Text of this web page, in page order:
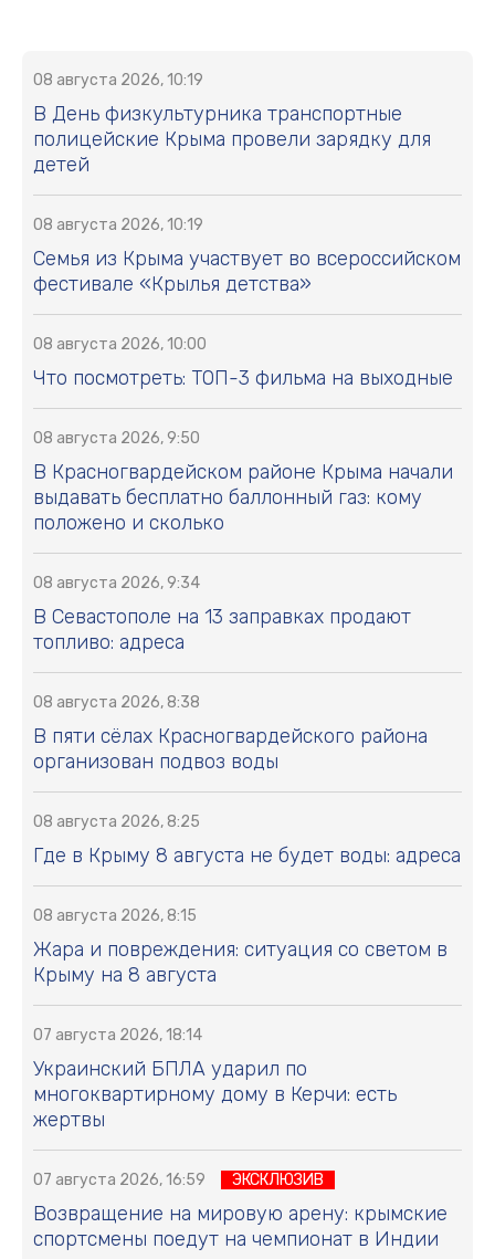
08 августа 2026, 10:19
В День физкультурника транспортные
полицейские Крыма провели зарядку для
детей
08 августа 2026, 10:19
Семья из Крыма участвует во всероссийском
фестивале «Крылья детства»
08 августа 2026, 10:00
Что посмотреть: ТОП-3 фильма на выходные
08 августа 2026, 9:50
В Красногвардейском районе Крыма начали
выдавать бесплатно баллонный газ: кому
положено и сколько
08 августа 2026, 9:34
В Севастополе на 13 заправках продают
топливо: адреса
08 августа 2026, 8:38
В пяти сёлах Красногвардейского района
организован подвоз воды
08 августа 2026, 8:25
Где в Крыму 8 августа не будет воды: адреса
08 августа 2026, 8:15
Жара и повреждения: ситуация со светом в
Крыму на 8 августа
07 августа 2026, 18:14
Украинский БПЛА ударил по
многоквартирному дому в Керчи: есть
жертвы
07 августа 2026, 16:59 ЭКСКЛЮЗИВ
Возвращение на мировую арену: крымские
спортсмены поедут на чемпионат в Индии